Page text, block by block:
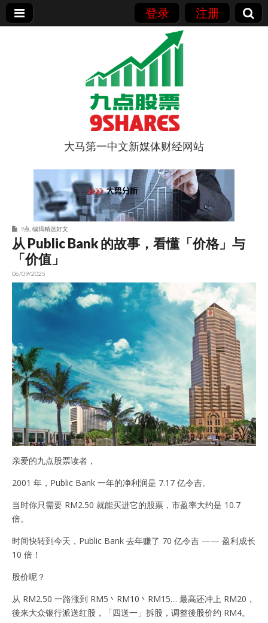
登录 注册
9点股票
大马第一中文新媒体财经网站
9点 编辑精选好文
从 Public Bank 的故事，看懂「价格」与
「价值」
06/09/2025
亲爱的九点股票读者，
2001 年，Public Bank 一年的净利润是 7.17 亿令吉。
当时你只需要 RM2.50 就能买进它的股票，市盈率大约是 10.7
倍。
时间快转到今天，Public Bank 去年赚了 70 亿令吉 —— 盈利成长
10 倍！
股价呢？
从 RM2.50 一路涨到 RM5丶RM10丶RM15… 最高还冲上 RM20，
後来大众银行派送红股，「四送一」拆股，调整後股价约 RM4。